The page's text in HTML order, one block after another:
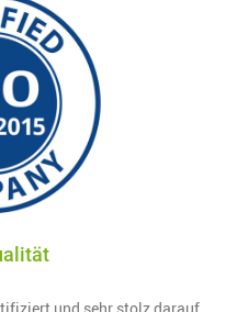
und sehr stolz darauf.